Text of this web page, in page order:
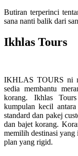
Butiran terperinci
sana nanti balik dari
Ikhlas Tours
IKHLAS TOURS ni
sedia membantu
korang. Ikhlas
kumpulan kecil
standard dan pakej
dan bajet korang.
memilih destinasi
plan yang rigid.